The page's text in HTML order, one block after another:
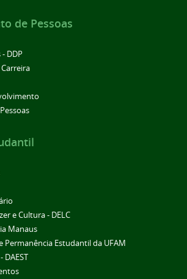
de Pessoas
DDP
e Cultura - DELC
Manaus
Permanência Estudantil da UFAM
DAEST